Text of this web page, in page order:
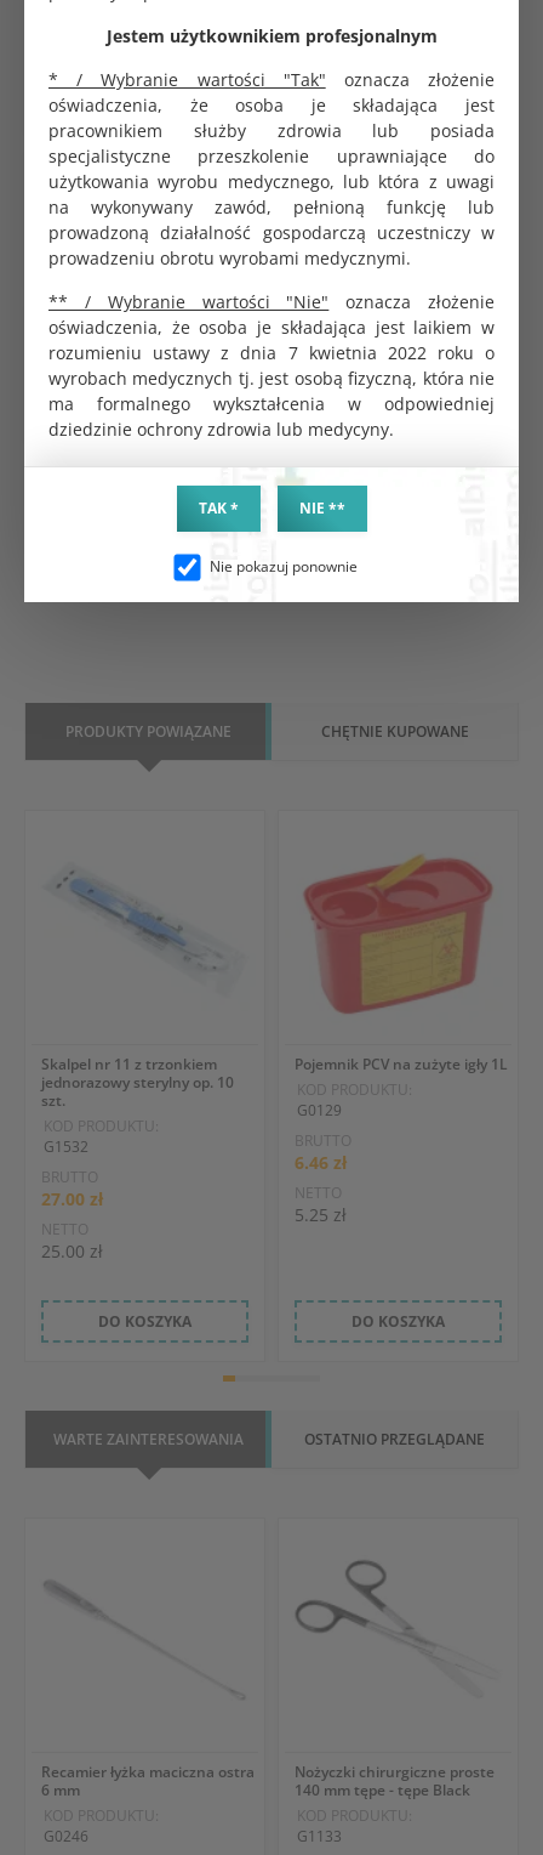
Jestem użytkownikiem profesjonalnym
* / Wybranie wartości "Tak" oznacza złożenie
oświadczenia, że osoba je składająca jest
pracownikiem służby zdrowia lub posiada
specjalistyczne przeszkolenie uprawniające do
użytkowania wyrobu medycznego, lub która z uwagi
na wykonywany zawód, pełnioną funkcję lub
prowadzoną działalność gospodarczą uczestniczy w
prowadzeniu obrotu wyrobami medycznymi.
** / Wybranie wartości "Nie" oznacza złożenie
oświadczenia, że osoba je składająca jest laikiem w
rozumieniu ustawy z dnia 7 kwietnia 2022 roku o
wyrobach medycznych tj. jest osobą fizyczną, która nie
ma formalnego wykształcenia w odpowiedniej
dziedzinie ochrony zdrowia lub medycyny.
TAK * NIE **
Nie pokazuj ponownie
szeroki 5,5cm
Sekusept Activ preparat do dezynfekcji narzędzi
1,5kg
273.40 zł
Koperta do sterylizacji samoprzylepna 13,5x25cm
SoftMed
0.42 zł
Rękaw papierowo-foliowy do sterylizacji 200m
szeroki 7,5cm
85.92 zł
PRODUKTY POWIĄZANE CHĘTNIE KUPOWANE
Skalpel nr 11 z trzonkiem
jednorazowy sterylny op. 10
szt.
KOD PRODUKTU:
G1532
BRUTTO
27.00 zł
NETTO
25.00 zł
DO KOSZYKA
Pojemnik PCV na zużyte igły 1L
KOD PRODUKTU:
G0129
BRUTTO
6.46 zł
NETTO
5.25 zł
DO KOSZYKA
WARTE ZAINTERESOWANIA OSTATNIO PRZEGLĄDANE
Recamier łyżka maciczna ostra
6 mm
KOD PRODUKTU:
G0246
Nożyczki chirurgiczne proste
140 mm tępe - tępe Black
KOD PRODUKTU:
G1133